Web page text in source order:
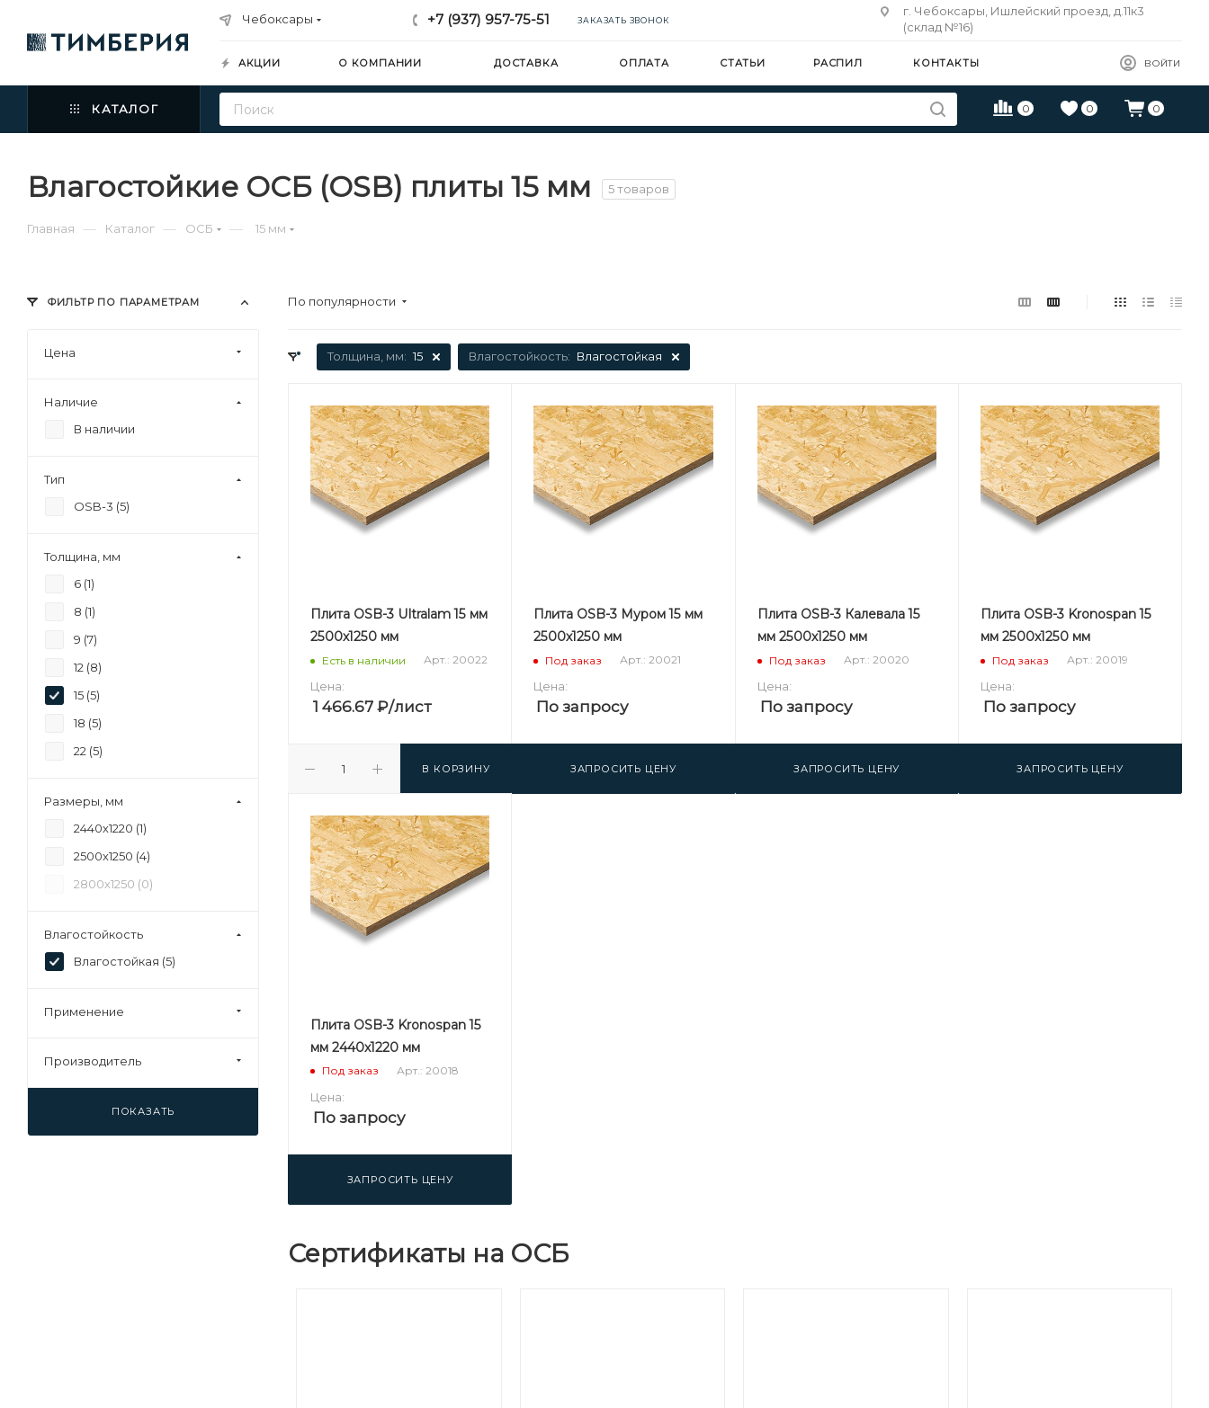
Чебоксары +7 (937) 957-75-51 ЗАКАЗАТЬ ЗВОНОК
г. Чебоксары, Ишлейский проезд, д.11к3
(склад №16)
ВОЙТИ
АКЦИИ О КОМПАНИИ ДОСТАВКА ОПЛАТА СТАТЬИ РАСПИЛ КОНТАКТЫ
0 0 0
КАТАЛОГ
Влагостойкие ОСБ (OSB) плиты 15 мм 5 товаров
Главная — Каталог — ОСБ — 15 мм
По популярности
Толщина, мм: 15 Влагостойкость: Влагостойкая
Плита OSB-3 Ultralam 15 мм
2500х1250 мм
Есть в наличии Арт.: 20022
Цена:
1 466.67 ₽/лист
В КОРЗИНУ
Плита OSB-3 Муром 15 мм
2500х1250 мм
Под заказ Арт.: 20021
Цена:
По запросу
ЗАПРОСИТЬ ЦЕНУ
Плита OSB-3 Калевала 15
мм 2500х1250 мм
Под заказ Арт.: 20020
Цена:
По запросу
ЗАПРОСИТЬ ЦЕНУ
Плита OSB-3 Kronospan 15
мм 2500х1250 мм
Под заказ Арт.: 20019
Цена:
По запросу
ЗАПРОСИТЬ ЦЕНУ
Плита OSB-3 Kronospan 15
мм 2440х1220 мм
Под заказ Арт.: 20018
Цена:
По запросу
ЗАПРОСИТЬ ЦЕНУ
Сертификаты на ОСБ
ФИЛЬТР ПО ПАРАМЕТРАМ
Цена
Наличие
В наличии
Тип
OSB-3 (5)
Толщина, мм
6 (1)
8 (1)
9 (7)
12 (8)
15 (5)
18 (5)
22 (5)
Размеры, мм
2440х1220 (1)
2500х1250 (4)
2800х1250 (0)
Влагостойкость
Влагостойкая (5)
Применение
Производитель
ПОКАЗАТЬ